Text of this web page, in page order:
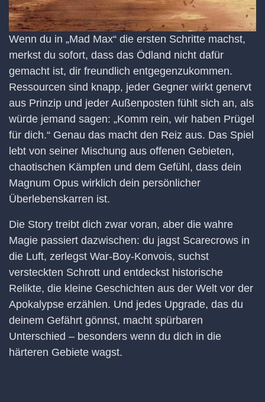
Wenn du in „Mad Max“ die ersten Schritte machst,
merkst du sofort, dass das Ödland nicht dafür
gemacht ist, dir freundlich entgegenzukommen.
Ressourcen sind knapp, jeder Gegner wirkt genervt
aus Prinzip und jeder Außenposten fühlt sich an, als
würde jemand sagen: „Komm rein, wir haben Prügel
für dich.“ Genau das macht den Reiz aus. Das Spiel
lebt von seiner Mischung aus offenen Gebieten,
chaotischen Kämpfen und dem Gefühl, dass dein
Magnum Opus wirklich dein persönlicher
Überlebenskarren ist.
Die Story treibt dich zwar voran, aber die wahre
Magie passiert dazwischen: du jagst Scarecrows in
die Luft, zerlegst War-Boy-Konvois, suchst
versteckten Schrott und entdeckst historische
Relikte, die kleine Geschichten aus der Welt vor der
Apokalypse erzählen. Und jedes Upgrade, das du
deinem Gefährt gönnst, macht spürbaren
Unterschied – besonders wenn du dich in die
härteren Gebiete wagst.